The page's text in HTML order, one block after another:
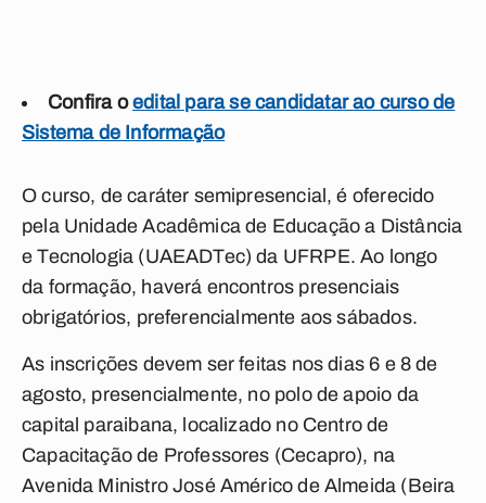
Confira oedital para se candidatar ao curso de
Sistema de Informação
O curso, de caráter semipresencial, é oferecido
pela Unidade Acadêmica de Educação a Distância
e Tecnologia (UAEADTec) da UFRPE. Ao longo
da formação, haverá encontros presenciais
obrigatórios, preferencialmente aos sábados.
As inscrições devem ser feitas nos dias 6 e 8 de
agosto, presencialmente, no polo de apoio da
capital paraibana, localizado no Centro de
Capacitação de Professores (Cecapro), na
Avenida Ministro José Américo de Almeida (Beira